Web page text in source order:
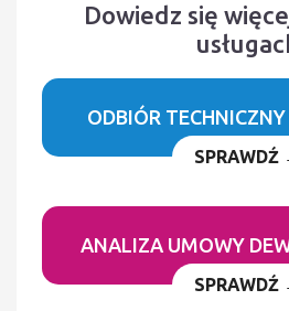
Dowiedz się
ODBIÓR
SPRAWDŹ
ANALIZA UMOWY
SPRAWDŹ